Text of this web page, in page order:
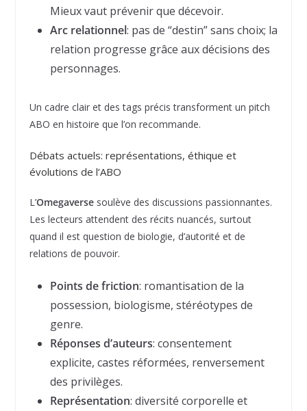
Mieux vaut prévenir que décevoir.
Arc relationnel: pas de “destin” sans choix; la
relation progresse grâce aux décisions des
personnages.
Un cadre clair et des tags précis transforment un pitch
ABO en histoire que l’on recommande.
Débats actuels: représentations, éthique et
évolutions de l’ABO
L’Omegaversesoulève des discussions passionnantes.
Les lecteurs attendent des récits nuancés, surtout
quand il est question de biologie, d’autorité et de
relations de pouvoir.
Points de friction: romantisation de la
possession, biologisme, stéréotypes de
genre.
Réponses d’auteurs: consentement
explicite, castes réformées, renversement
des privilèges.
Représentation: diversité corporelle et